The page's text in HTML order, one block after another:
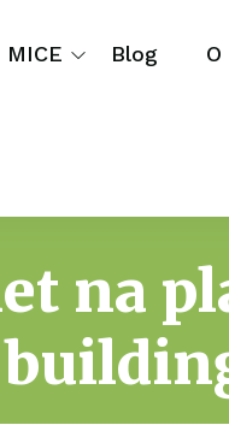
MICE Blog
na